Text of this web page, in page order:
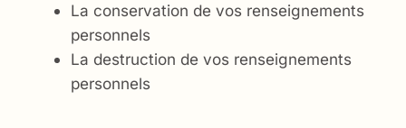
La conservation de vos renseignements
personnels
La destruction de vos renseignements
personnels